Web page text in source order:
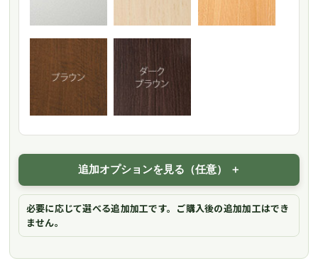
追加オプションを見る（任意）
必要に応じて選べる追加加工です。ご購入後の追加加工はでき
ません。